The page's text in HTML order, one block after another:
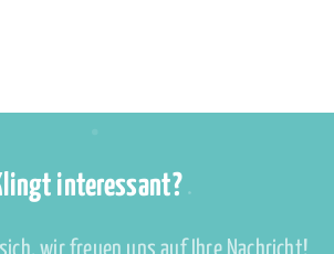
interessant?